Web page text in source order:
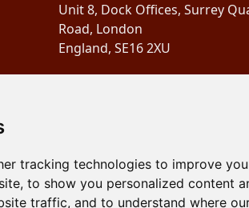
tracking technologies to improve
to show you personalized content
traffic, and to understand where
Unit 8, Dock Offices, Surrey
Road, London
England, SE16 2XU